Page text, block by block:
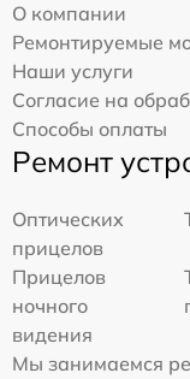
О компании
Ремонтируемые
Наши услуги
Согласие на
Способы оплаты
Ремонт
Оптических
прицелов
Прицелов
ночного
видения
Мы занимаемся